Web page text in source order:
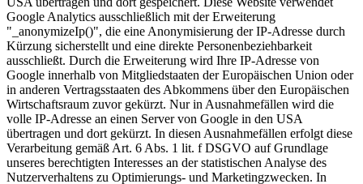
Google Analytics ausschließlich mit der Erweiterung
"_anonymizeIp()", die eine Anonymisierung der IP-Adresse durch
Kürzung sicherstellt und eine direkte Personenbeziehbarkeit
ausschließt. Durch die Erweiterung wird Ihre IP-Adresse von
Google innerhalb von Mitgliedstaaten der Europäischen Union oder
in anderen Vertragsstaaten des Abkommens über den Europäischen
Wirtschaftsraum zuvor gekürzt. Nur in Ausnahmefällen wird die
volle IP-Adresse an einen Server von Google in den USA
übertragen und dort gekürzt. In diesen Ausnahmefällen erfolgt diese
Verarbeitung gemäß Art. 6 Abs. 1 lit. f DSGVO auf Grundlage
unseres berechtigten Interesses an der statistischen Analyse des
Nutzerverhaltens zu Optimierungs- und Marketingzwecken. In